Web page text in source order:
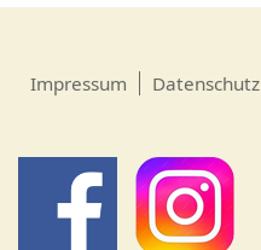
Impressum Datenschutz